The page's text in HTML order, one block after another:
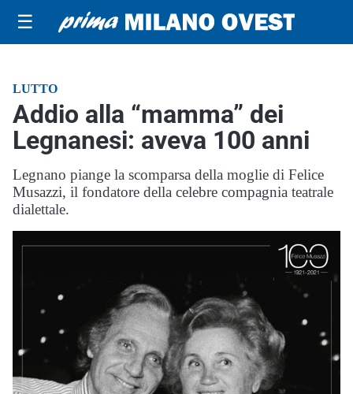
☰
LUTTO
Addio alla “mamma” dei
Legnanesi: aveva 100 anni
Legnano piange la scomparsa della moglie di Felice
Musazzi, il fondatore della celebre compagnia teatrale
dialettale.